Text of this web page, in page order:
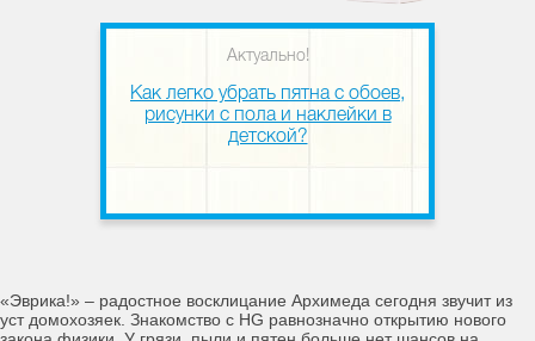
Актуально!
Как легко убрать пятна с обоев,
рисунки с пола и наклейки в
детской?
«Эврика!» – радостное восклицание Архимеда сегодня звучит из
уст домохозяек. Знакомство с HG равнозначно открытию нового